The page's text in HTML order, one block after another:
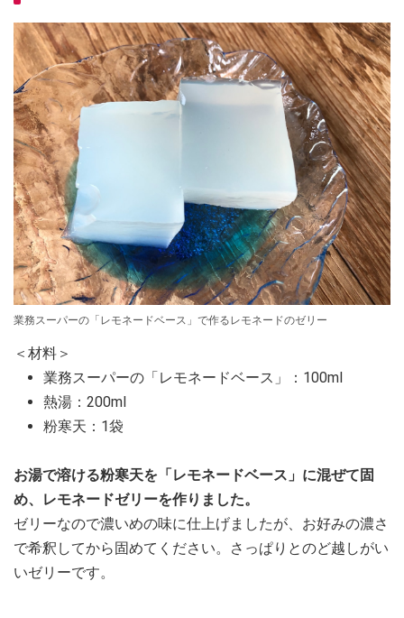
業務スーパーの「レモネードベース」で作るレモネードのゼリー
＜材料＞
業務スーパーの「レモネードベース」：100ml
熱湯：200ml
粉寒天：1袋
お湯で溶ける粉寒天を「レモネードベース」に混ぜて固
め、レモネードゼリーを作りました。
ゼリーなので濃いめの味に仕上げましたが、お好みの濃さ
で希釈してから固めてください。さっぱりとのど越しがい
いゼリーです。